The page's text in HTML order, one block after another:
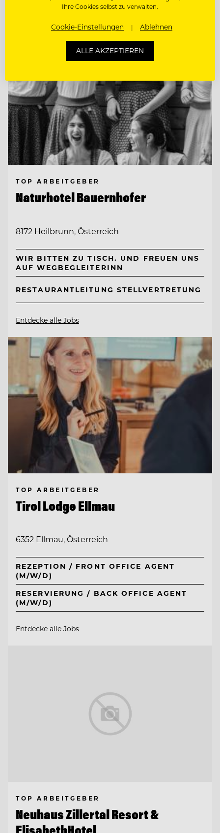
Entdecke alle Jobs
TOP ARBEITGEBER
Naturhotel Bauernhofer
8172 Heilbrunn, Österreich
WIR BITTEN ZU TISCH. UND FREUEN UNS
AUF WEGBEGLEITERINN
RESTAURANTLEITUNG STELLVERTRETUNG
Entdecke alle Jobs
TOP ARBEITGEBER
Tirol Lodge Ellmau
6352 Ellmau, Österreich
REZEPTION / FRONT OFFICE AGENT
(M/W/D)
RESERVIERUNG / BACK OFFICE AGENT
(M/W/D)
Entdecke alle Jobs
TOP ARBEITGEBER
Neuhaus Zillertal Resort &
Ihre Cookies selbst zu verwalten.
Cookie-Einstellungen Ablehnen
ALLE AKZEPTIEREN